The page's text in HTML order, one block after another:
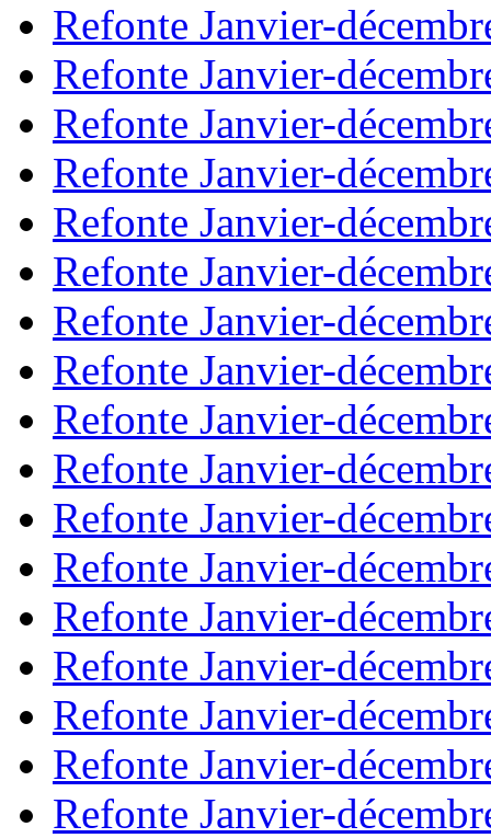
Refonte Janvier-
Refonte Janvier-
Refonte Janvier-
Refonte Janvier-
Refonte Janvier-
Refonte Janvier-
Refonte Janvier-
Refonte Janvier-
Refonte Janvier-
Refonte Janvier-
Refonte Janvier-
Refonte Janvier-
Refonte Janvier-
Refonte Janvier-
Refonte Janvier-
Refonte Janvier-
Refonte Janvier-